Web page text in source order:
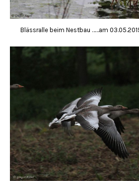
Blässralle beim Nestbau ……am